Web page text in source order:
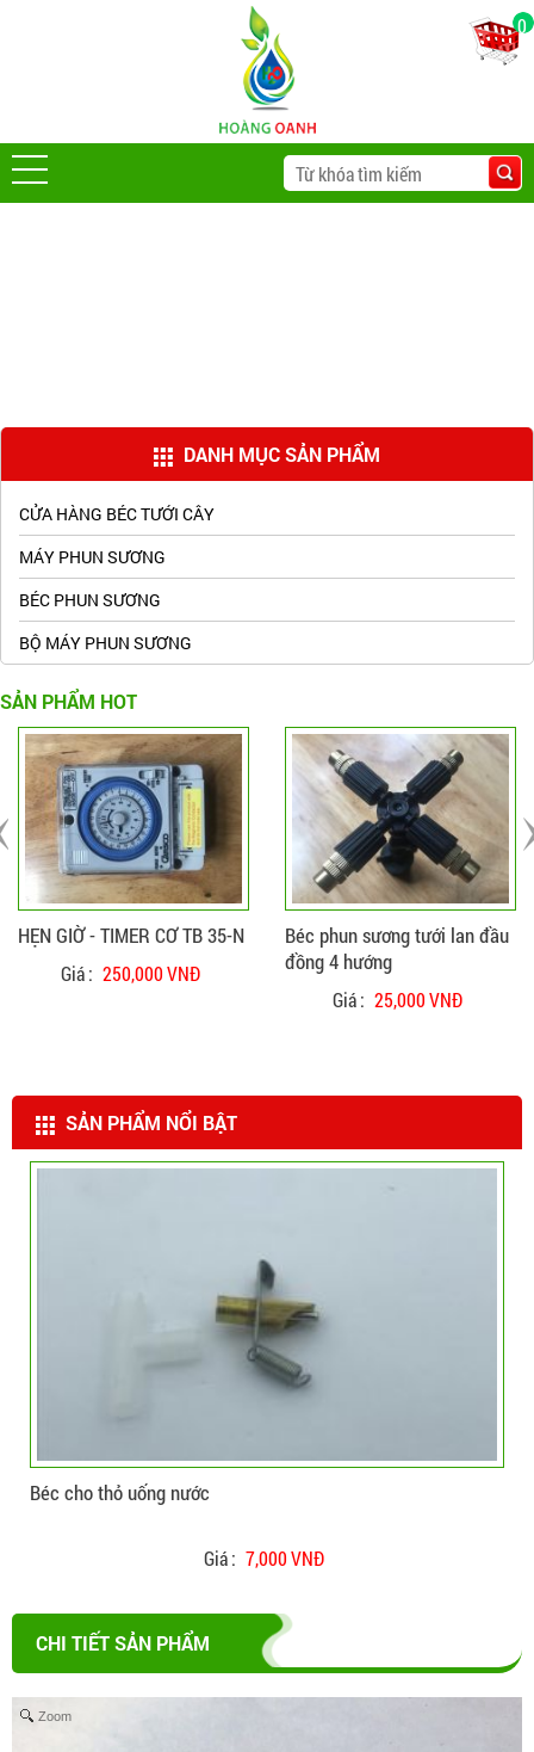
0
DANH MỤC SẢN PHẨM
CỬA HÀNG BÉC TƯỚI CÂY
MÁY PHUN SƯƠNG
BÉC PHUN SƯƠNG
BỘ MÁY PHUN SƯƠNG
SẢN PHẨM HOT
CHI TIẾT
HẸN GIỜ - TIMER CƠ TB 35-N
Giá : 250,000 VNĐ
CHI TIẾT
Béc phun sương tưới lan đầu
đồng 4 hướng
Giá : 25,000 VNĐ
ĐẶT HÀNG ĐẶT HÀNG
SẢN PHẨM NỔI BẬT
CHI TIẾT
Béc cho heo uống nước
Giá : 19,000 VNĐ
CHI TIẾT SẢN PHẨM
Zoom